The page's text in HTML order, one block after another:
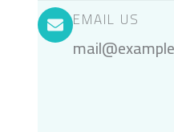
EMAIL US